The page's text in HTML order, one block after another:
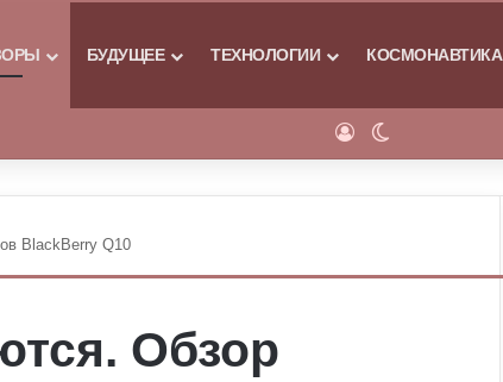
БУДУЩЕЕ ТЕХНОЛОГИИ КОСМОНАВТИКА
Войти
BlackBerry Q10
Обзор